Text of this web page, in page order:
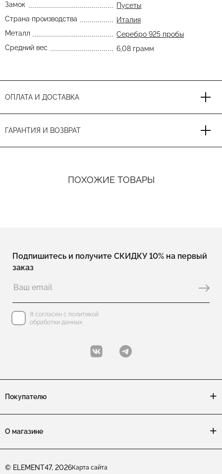
Замок
Пусеты
Страна производства
Италия
Металл
Серебро 925 пробы
Средний вес
6,08 грамм
ОПЛАТА И ДОСТАВКА
ГАРАНТИЯ И ВОЗВРАТ
ПОХОЖИЕ ТОВАРЫ
Подпишитесь и получите СКИДКУ 10% на первый
заказ
Я согласен с политикой
обработки данных
Покупателю
О магазине
© ELEMENT47, 2026Карта сайта